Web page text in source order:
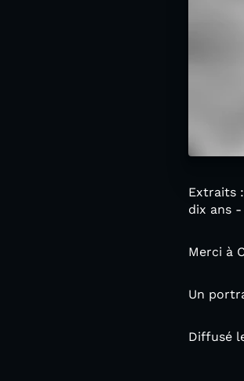
Extraits
dix ans
Merci à
Un
Diffusé